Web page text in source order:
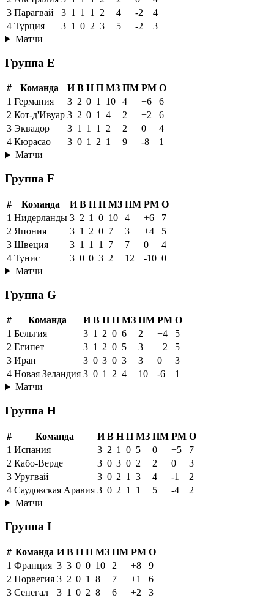
3 Парагвай 3 1 1 1 2 4 -2
4
4 Турция 3 1 0 2 3 5 -2
3
Матчи
Группа E
# Команда И В Н П МЗ ПМ РМ О
1 Германия 3 2 0 1 10 4 +6
6
2 Кот-д'Ивуар 3 2 0 1 4 2 +2
6
3 Эквадор 3 1 1 1 2 2 0
4
4 Кюрасао 3 0 1 2 1 9 -8
1
Матчи
Группа F
# Команда И В Н П МЗ ПМ РМ О
1 Нидерланды 3 2 1 0 10 4 +6
7
2 Япония 3 1 2 0 7 3 +4
5
3 Швеция 3 1 1 1 7 7 0
4
4 Тунис 3 0 0 3 2 12 -10 0
Матчи
Группа G
# Команда И В Н П МЗ ПМ РМ О
1 Бельгия 3 1 2 0 6 2 +4
5
2 Египет 3 1 2 0 5 3 +2
5
3 Иран 3 0 3 0 3 3 0
3
4 Новая Зеландия 3 0 1 2 4 10 -6
1
Матчи
Группа H
# Команда И В Н П МЗ ПМ РМ О
1 Испания 3 2 1 0 5 0 +5
7
2 Кабо-Верде 3 0 3 0 2 2 0
3
3 Уругвай 3 0 2 1 3 4 -1
2
4 Саудовская Аравия 3 0 2 1 1 5 -4
2
Матчи
Группа I
# Команда И В Н П МЗ ПМ РМ О
1 Франция 3 3 0 0 10 2 +8
9
2 Норвегия 3 2 0 1 8 7 +1
6
3 Сенегал 3 1 0 2 8 6 +2
3